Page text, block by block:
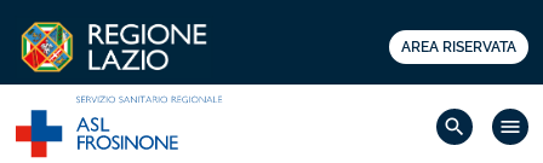
AREA RISERVATA
search menu